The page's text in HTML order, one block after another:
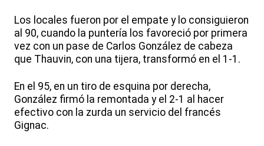
Los locales fueron por el empate y lo consiguieron
al 90, cuando la puntería los favoreció por primera
vez con un pase de Carlos González de cabeza
que Thauvin, con una tijera, transformó en el 1-1.
En el 95, en un tiro de esquina por derecha,
González firmó la remontada y el 2-1 al hacer
efectivo con la zurda un servicio del francés
Gignac.